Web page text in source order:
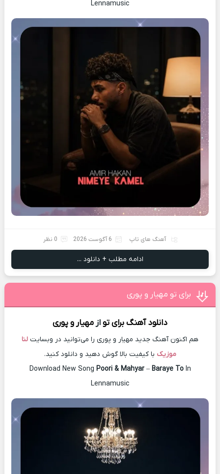
Lennamusic
آهنگ های تاپ 6 آگوست 2026 0 نظر
ادامه مطلب + دانلود ...
برای تو مهیار و پوری
دانلود آهنگبرای توازمهیار و پوری
هم اکنون آهنگ جدید مهیار و پوری را می‌توانید در وبسایت لنا
موزیک با کیفیت بالا گوش دهید و دانلود کنید.
Download New Song Poori & Mahyar– Baraye ToIn
Lennamusic